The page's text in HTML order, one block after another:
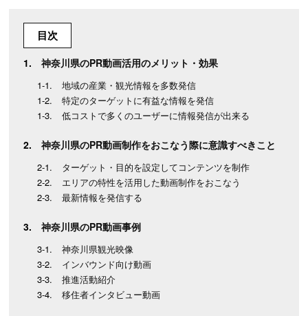
目次
神奈川県のPR動画活用のメリット・効果
地域の産業・観光情報を多数発信
特定のターゲットに有益な情報を発信
低コストで多くのユーザーに情報発信が出来る
神奈川県のPR動画制作をおこなう際に意識すべきこと
ターゲット・目的を設定してコンテンツを制作
エリアの特性を活用した動画制作をおこなう
最新情報を発信する
神奈川県のPR動画事例
神奈川県観光映像
インバウンド向け動画
推進活動紹介
移住者インタビュー動画